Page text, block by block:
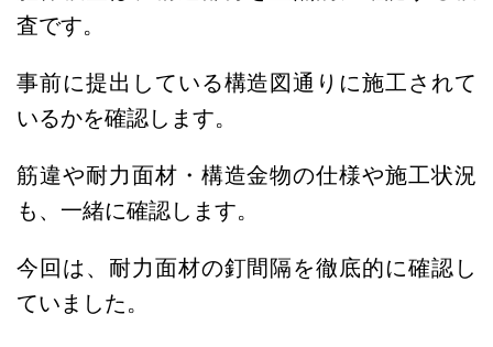
査です。
事前に提出している構造図通りに施工されて
いるかを確認します。
筋違や耐力面材・構造金物の仕様や施工状況
も、一緒に確認します。
今回は、耐力面材の釘間隔を徹底的に確認し
ていました。